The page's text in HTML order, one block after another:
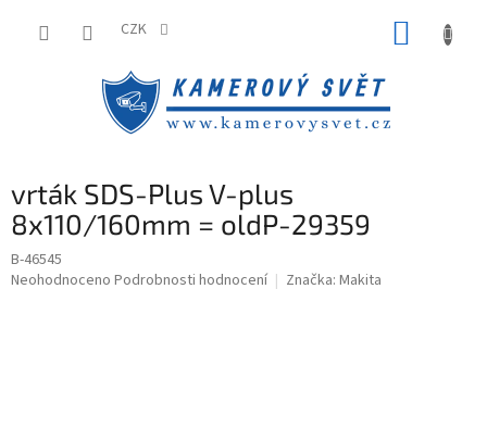
CZK
vrták SDS-Plus V-plus
8x110/160mm = oldP-29359
B-46545
Průměrné
Neohodnoceno Podrobnosti hodnocení Značka: Makita